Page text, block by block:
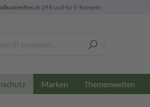
ab 29 € und für E-Rezepte
Marken Themenwelten